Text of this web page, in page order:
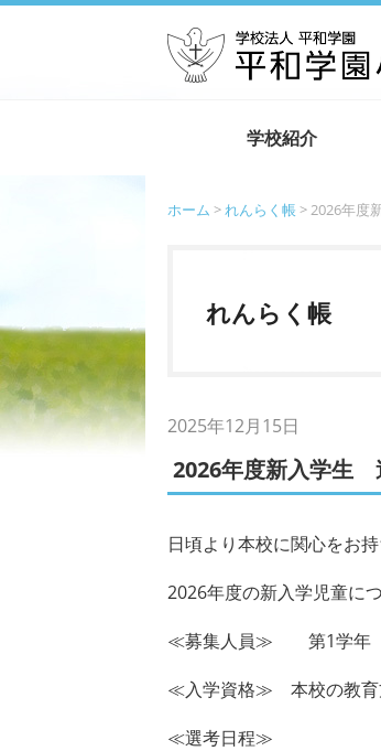
学校紹介
ホーム >れんらく帳 > 2026年度
れんらく帳
2025年12月15日
2026年度新入学生
日頃より本校に関心をお
2026年度の新入学児童に
≪募集人員≫ 第1学年
≪入学資格≫ 本校の教育
≪選考日程≫